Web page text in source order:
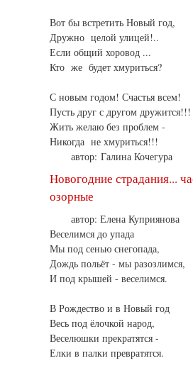
Вот бы встретить Новый год,
Дружно целой улицей!..
Если общий хоровод ...
Кто же будет хмуриться?
С новым годом! Счастья всем!
Пусть друг с другом дружится!!!
Жить желаю без проблем -
Никогда не хмуриться!!!
автор: Галина Кочегура
Новогодние страдания...
озорные
автор: Елена Куприянова
Веселимся до упада
Мы под сенью снегопада,
Дождь польёт - мы разозлимся,
И под крышей - веселимся.
В Рождество и в Новый год
Весь под ёлочкой народ,
Веселюшки прекратятся -
Елки в палки превратятся.